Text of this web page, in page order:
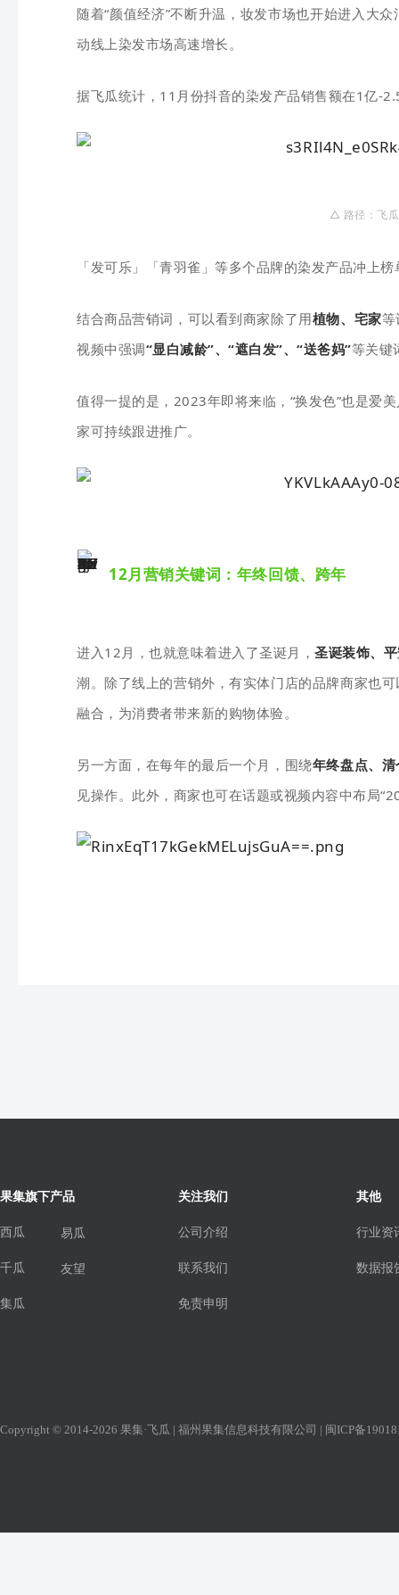
随着“颜值经济”不断升温，妆发市场也开始进入大
动线上染发市场高速增长。
据飞瓜统计，11月份抖音的染发产品销售额在1亿-
△ 路径：飞
「发可乐」「青羽雀」等多个品牌的染发产品冲上
结合商品营销词，可以看到商家除了用植物、宅家等
视频中强调“显白减龄”、“遮白发”、“送爸妈”等关键
值得一提的是，2023年即将来临，“换发色”也是爱
家可持续跟进推广。
12月营销关键词：年终回馈、跨年
进入12月，也就意味着进入了圣诞月， 圣诞装饰、
潮。除了线上的营销外，有实体门店的品牌商家也
融合，为消费者带来新的购物体验。
另一方面，在每年的最后一个月，围绕年终盘点、
见操作。此外，商家也可在话题或视频内容中布局
果集旗下产品
西瓜
千瓜
集瓜
易瓜
友望
关注我们
公司介绍
联系我们
免责申明
其他
行业资
数据报
Copyright © 2014-2026 果集·飞瓜 | 福州果集信息科技有限公司 | 闽ICP备